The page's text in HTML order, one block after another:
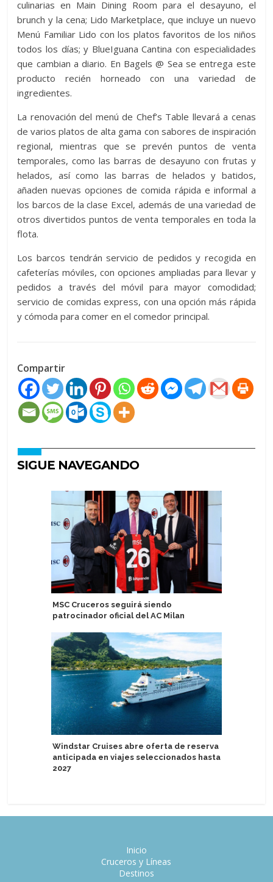
culinarias en Main Dining Room para el desayuno, el
brunch y la cena; Lido Marketplace, que incluye un nuevo
Menú Familiar Lido con los platos favoritos de los niños
todos los días; y BlueIguana Cantina con especialidades
que cambian a diario. En Bagels @ Sea se entrega este
producto recién horneado con una variedad de
ingredientes.
La renovación del menú de Chef’s Table llevará a cenas
de varios platos de alta gama con sabores de inspiración
regional, mientras que se prevén puntos de venta
temporales, como las barras de desayuno con frutas y
helados, así como las barras de helados y batidos,
añaden nuevas opciones de comida rápida e informal a
los barcos de la clase Excel, además de una variedad de
otros divertidos puntos de venta temporales en toda la
flota.
Los barcos tendrán servicio de pedidos y recogida en
cafeterías móviles, con opciones ampliadas para llevar y
pedidos a través del móvil para mayor comodidad;
servicio de comidas express, con una opción más rápida
y cómoda para comer en el comedor principal.
Compartir
SIGUE NAVEGANDO
MSC Cruceros seguirá siendo
patrocinador oficial del AC Milan
Windstar Cruises abre oferta de reserva
anticipada en viajes seleccionados hasta
2027
Inicio
Cruceros y Líneas
Destinos